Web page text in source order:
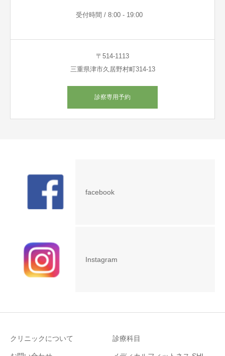
受付時間 / 8:00 - 19:00
〒514-1113
三重県津市久居野村町314-13
診察専用予約
facebook
Instagram
クリニックについて 診療科目